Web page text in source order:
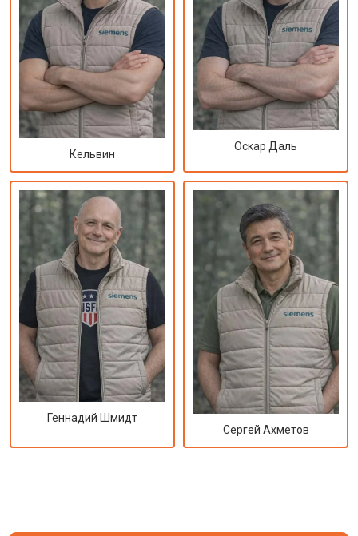
Кельвин
Оскар Даль
Геннадий Шмидт
Сергей Ахметов